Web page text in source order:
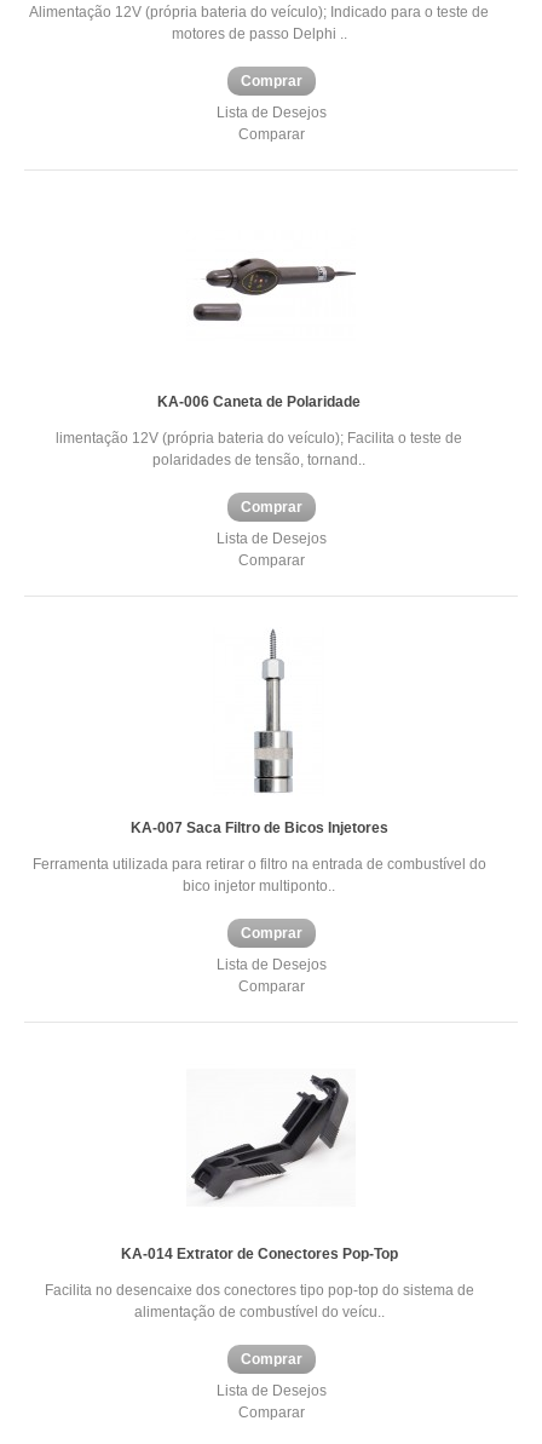
Alimentação 12V (própria bateria do veículo); Indicado para o teste de
motores de passo Delphi ..
Comprar
Lista de Desejos
Comparar
KA-006 Caneta de Polaridade
limentação 12V (própria bateria do veículo); Facilita o teste de
polaridades de tensão, tornand..
Comprar
Lista de Desejos
Comparar
KA-007 Saca Filtro de Bicos Injetores
Ferramenta utilizada para retirar o filtro na entrada de combustível do
bico injetor multiponto..
Comprar
Lista de Desejos
Comparar
KA-014 Extrator de Conectores Pop-Top
Facilita no desencaixe dos conectores tipo pop-top do sistema de
alimentação de combustível do veícu..
Comprar
Lista de Desejos
Comparar